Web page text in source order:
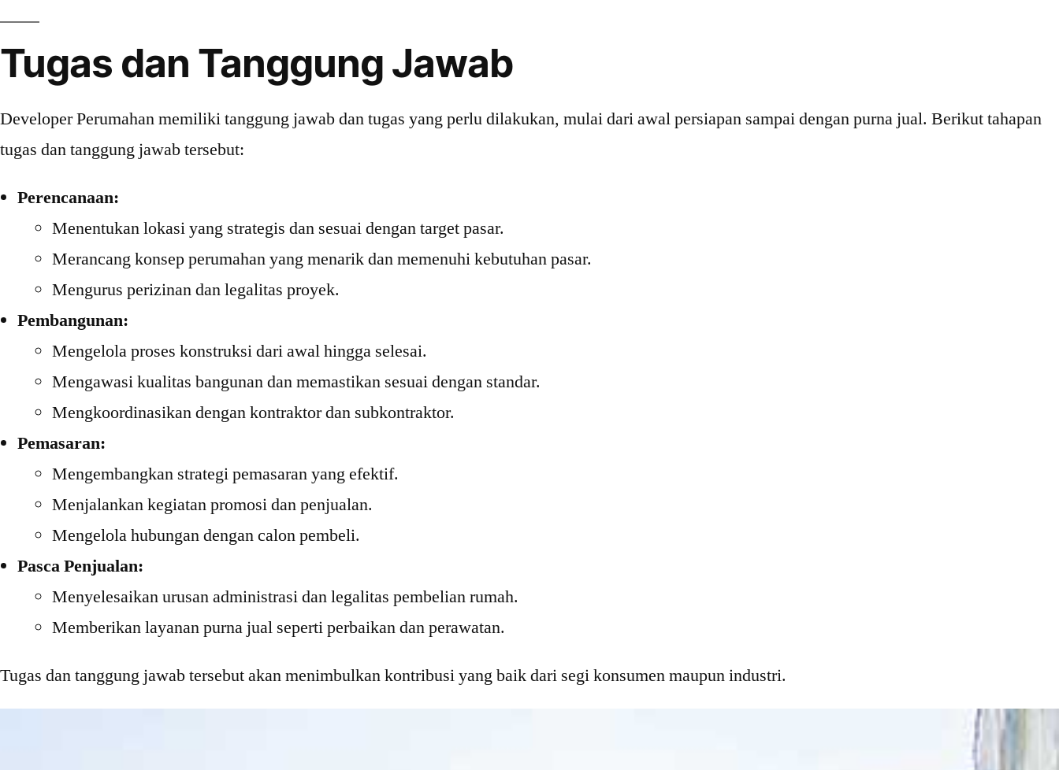
Tugas dan Tanggung Jawab
Developer Perumahan memiliki tanggung jawab dan tugas yang perlu dilakukan, mulai dari awal persiapan sampai dengan purna jual. Berikut tahapan
tugas dan tanggung jawab tersebut:
Perencanaan:
Menentukan lokasi yang strategis dan sesuai dengan target pasar.
Merancang konsep perumahan yang menarik dan memenuhi kebutuhan pasar.
Mengurus perizinan dan legalitas proyek.
Pembangunan:
Mengelola proses konstruksi dari awal hingga selesai.
Mengawasi kualitas bangunan dan memastikan sesuai dengan standar.
Mengkoordinasikan dengan kontraktor dan subkontraktor.
Pemasaran:
Mengembangkan strategi pemasaran yang efektif.
Menjalankan kegiatan promosi dan penjualan.
Mengelola hubungan dengan calon pembeli.
Pasca Penjualan:
Menyelesaikan urusan administrasi dan legalitas pembelian rumah.
Memberikan layanan purna jual seperti perbaikan dan perawatan.
Tugas dan tanggung jawab tersebut akan menimbulkan kontribusi yang baik dari segi konsumen maupun industri.